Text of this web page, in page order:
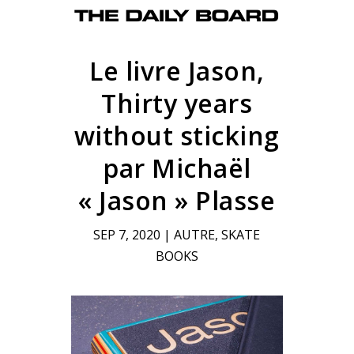
Le livre Jason,
Thirty years
without sticking
par Michaël
« Jason » Plasse
SEP 7, 2020 |AUTRE,SKATE
BOOKS